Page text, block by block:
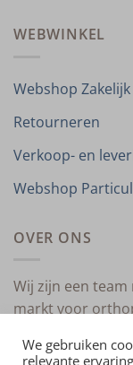
WEBWINKEL
Webshop
Retourneren
Verkoop- en
Webshop
OVER ONS
Wij zijn een
markt voor
We gebruiken
relevante